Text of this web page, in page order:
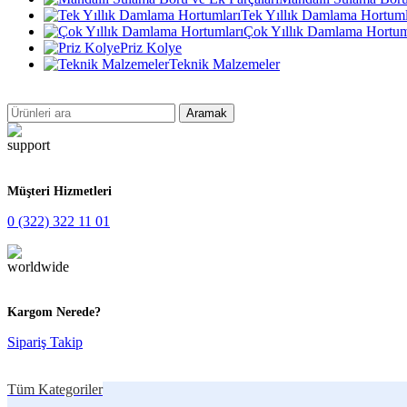
Tek Yıllık Damlama
Çok Yıllık Damlama
Priz Kolye
Teknik Malzemeler
Aramak
Müşteri Hizmetleri
0 (322) 322 11 01
Kargom Nerede?
Sipariş Takip
Tüm Kategoriler